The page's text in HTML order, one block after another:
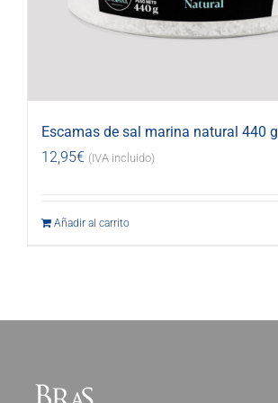
Escamas de sal marina natural 440 g
12,95€ (IVA incluido)
Añadir al carrito